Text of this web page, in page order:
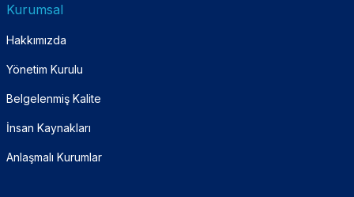
Kurumsal
Hakkımızda
Yönetim Kurulu
Belgelenmiş Kalite
İnsan Kaynakları
Anlaşmalı Kurumlar